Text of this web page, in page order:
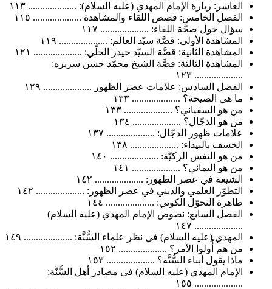
العاشر: زيارة الإمام المهدي (عليه السلام): .................... ١١٣
الفصل الخامس: قصص اللقاء والمشاهدة .................... ١١٥
سؤال حول صحَّة اللقاء: .................... ١١٧
المشاهدة الأولى: قصَّة سيّد العالَم: .................... ١١٩
المشاهدة الثانية: قصَّة السيّد حيدر الحلّي: .................... ١٢١
المشاهدة الثالثة: قصَّة الشيخ محمّد حسن سريره:
.................... ١٢٣
الفصل السادس: علامات عصر الظهور .................... ١٢٩
ما هي الصيحة؟ .................... ١٣٣
من هو السفياني؟ .................... ١٣٣
من هو الدجّال؟ .................... ١٣٤
علامات ظهور الدجّال: .................... ١٣٧
الخسف بالبيداء: .................... ١٣٨
من هو النفس الزكيَّة: .................... ١٤٠
من هو اليماني؟ .................... ١٤١
الشيعة في عصر الظهور: .................... ١٤٢
التطوّر العلمي والديني في عصر الظهور: .................... ١٤٢
ظاهرة التحوّل الكوني: .................... ١٤٤
الفصل السابع: نصوص الإمام المهدي (عليه السلام)
.................... ١٤٧
المهدي (عليه السلام) في نظر علماء السُّنَّة: .................... ١٤٩
من هم أُولوا الأمر؟ .................... ١٥٢
ماذا يقول أبناء السُّنَّة؟ .................... ١٥٣
الإمام المهدي (عليه السلام) في مصادر أهل السُّنَّة:
.................... ١٥٥